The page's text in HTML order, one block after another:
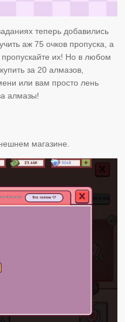
теперь добавились
аж 75 очков пропуска, а
пропускайте их! Но в любом
за 20 алмазов,
или вам просто лень
алмазы!
магазине.